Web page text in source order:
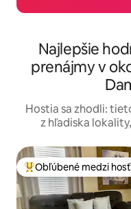
Najlepšie
prenájmy v
Hostia sa zhodli:
z hľadiska
Najobľúbenejšie medzi
Obľúbené medzi